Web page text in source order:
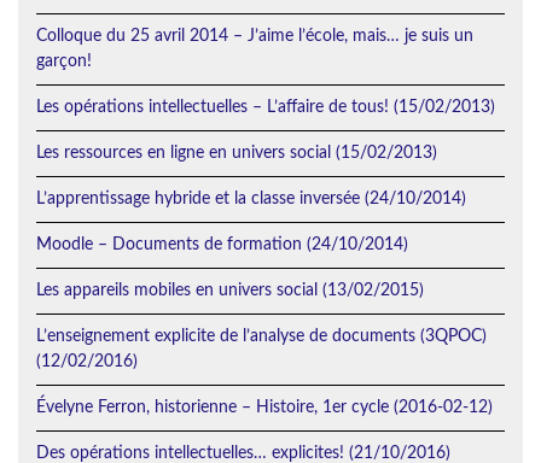
Colloque du 25 avril 2014 – J’aime l’école, mais… je suis un
garçon!
Les opérations intellectuelles – L’affaire de tous! (15/02/2013)
Les ressources en ligne en univers social (15/02/2013)
L’apprentissage hybride et la classe inversée (24/10/2014)
Moodle – Documents de formation (24/10/2014)
Les appareils mobiles en univers social (13/02/2015)
L’enseignement explicite de l’analyse de documents (3QPOC)
(12/02/2016)
Évelyne Ferron, historienne – Histoire, 1er cycle (2016-02-12)
Des opérations intellectuelles… explicites! (21/10/2016)